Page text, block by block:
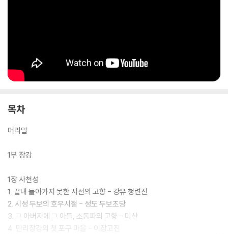
목차
머리말
1부 장강
1장 사천성
1. 끝내 돌아가지 못한 시선의 고향 - 강유 청련진
2. 시성 두보의 호우시절 - 성도 두보초당
3. 그 아버지에 그 아들, 소동파의 고향 - 미산
4. 만리장강의 첫 포구 마을 - 이장고진